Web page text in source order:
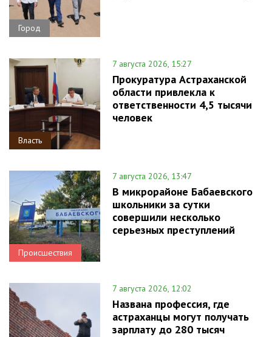
Город
Власть
7 августа 2026, 15:27
Прокуратура Астраханской
области привлекла к
ответственности 4,5 тысячи
человек
Происшествия
7 августа 2026, 13:47
В микрорайоне Бабаевского
школьники за сутки
совершили несколько
серьезных преступлений
7 августа 2026, 12:02
Названа профессия, где
астраханцы могут получать
зарплату до 280 тысяч